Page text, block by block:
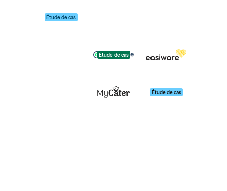
Étude de cas
Étude de cas
Étude de cas